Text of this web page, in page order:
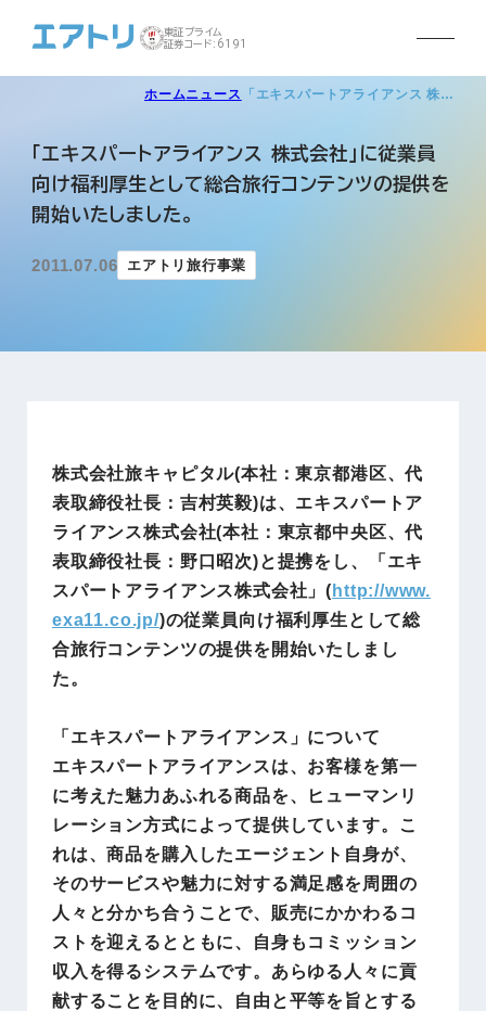
東証プライム
証券コード:6191
ホームニュース 「エキスパートアライアンス 株…
「エキスパートアライアンス 株式会社」に従業員
向け福利厚生として総合旅行コンテンツの提供を
開始いたしました。
2011.07.06 エアトリ旅行事業
株式会社旅キャピタル(本社：東京都港区、代
表取締役社長：吉村英毅)は、エキスパートア
ライアンス株式会社(本社：東京都中央区、代
表取締役社長：野口昭次)と提携をし、「エキ
スパートアライアンス株式会社」(http://www.
exa11.co.jp/)の従業員向け福利厚生として総
合旅行コンテンツの提供を開始いたしまし
た。
「エキスパートアライアンス」について
エキスパートアライアンスは、お客様を第一
に考えた魅力あふれる商品を、ヒューマンリ
レーション方式によって提供しています。こ
れは、商品を購入したエージェント自身が、
そのサービスや魅力に対する満足感を周囲の
人々と分かち合うことで、販売にかかわるコ
ストを迎えるとともに、自身もコミッション
収入を得るシステムです。あらゆる人々に貢
献することを目的に、自由と平等を旨とする